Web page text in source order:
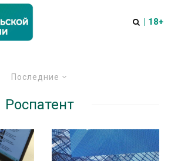
| 18+
Последние
Роспатент